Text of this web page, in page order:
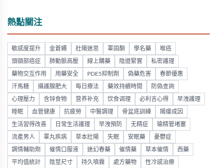
熱點關注
敏感度提升 金蒼蠅 壯陽迷思 睪固酮 學名藥 喉癌
頭頸部癌症 肺動脈高壓 線上購藥 陰道緊實 私密護理
藥物交互作用 用藥安全 PDE5抑制劑 偽藥危害 春節優惠
汗馬糖 攝護腺肥大 每日療法 藥效持續時間 防偽查詢
心理壓力 含锌食物 营养补充 饮食调理 必利吉心得 早洩護理
睡眠 血管健康 抗疲勞 中醫調理 骨盆底訓練 陽痿成因
生活習得改善 日常生活護理 早洩預防 无精症 输精管堵塞
流產男人 睪丸疾病 草本壯陽 失眠 安眠藥 憂鬱症
調情輔助劑 催情口服液 迷幻春藥 催情藥 草本催情 西藥
平均值統計 陰莖尺寸 持久噴霧 處方藥物 性冷感治療